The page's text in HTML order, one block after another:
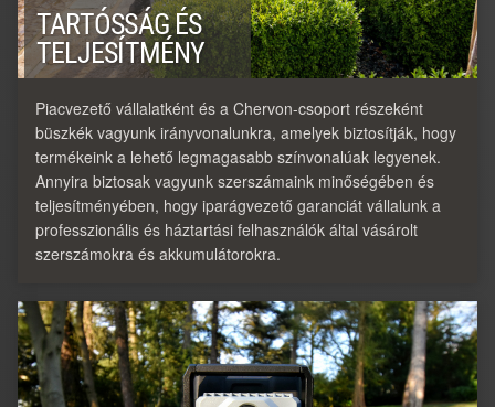
TARTÓSSÁG ÉS
TELJESÍTMÉNY
Piacvezető vállalatként és a Chervon-csoport részeként
büszkék vagyunk irányvonalunkra, amelyek biztosítják, hogy
termékeink a lehető legmagasabb színvonalúak legyenek.
Annyira biztosak vagyunk szerszámaink minőségében és
teljesítményében, hogy iparágvezető garanciát vállalunk a
professzionális és háztartási felhasználók által vásárolt
szerszámokra és akkumulátorokra.